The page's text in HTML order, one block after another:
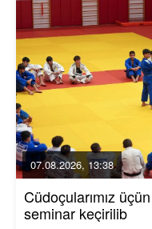
07.08.2026, 13:38
Cüdoçularımız
seminar keçirilib